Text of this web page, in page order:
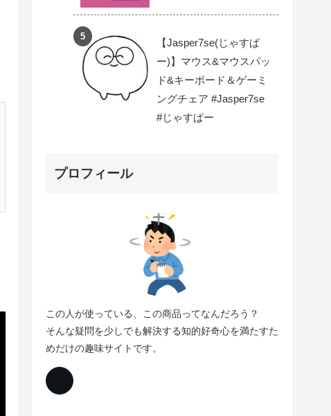
【Jasper7se(じゃすぱ
ー)】マウス&マウスパッ
ド&キーボード＆ゲーミ
ングチェア #Jasper7se
#じゃすぱー
プロフィール
この人が使っている、この商品ってなんだろう？
そんな疑問を少しでも解決する知的好奇心を満たすた
めだけの趣味サイトです。